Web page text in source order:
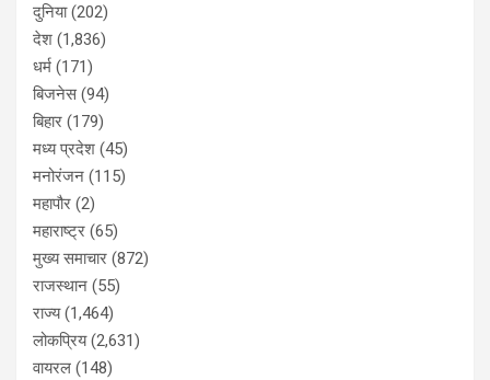
दुनिया(202)
देश (1,836)
धर्म (171)
बिजनेस(94)
बिहार (179)
मध्य प्रदेश (45)
मनोरंजन (115)
महापौर (2)
महाराष्ट्र (65)
मुख्य समाचार (872)
राजस्थान (55)
राज्य(1,464)
लोकप्रिय(2,631)
वायरल (148)